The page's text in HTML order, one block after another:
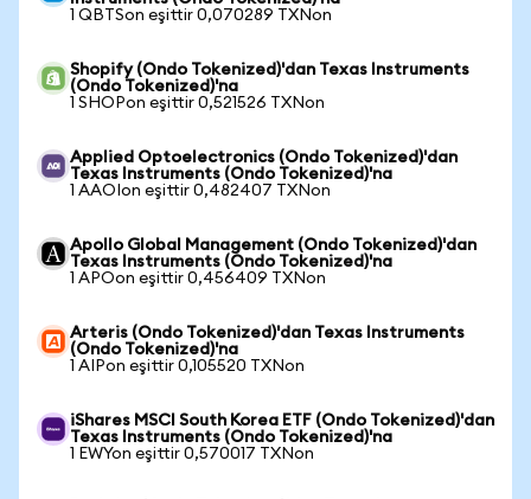
1 QBTSon eşittir 0,070289 TXNon
Shopify (Ondo Tokenized)'dan Texas Instruments
(Ondo Tokenized)'na
1 SHOPon eşittir 0,521526 TXNon
Applied Optoelectronics (Ondo Tokenized)'dan
Texas Instruments (Ondo Tokenized)'na
1 AAOIon eşittir 0,482407 TXNon
Apollo Global Management (Ondo Tokenized)'dan
Texas Instruments (Ondo Tokenized)'na
1 APOon eşittir 0,456409 TXNon
Arteris (Ondo Tokenized)'dan Texas Instruments
(Ondo Tokenized)'na
1 AIPon eşittir 0,105520 TXNon
iShares MSCI South Korea ETF (Ondo Tokenized)'dan
Texas Instruments (Ondo Tokenized)'na
1 EWYon eşittir 0,570017 TXNon